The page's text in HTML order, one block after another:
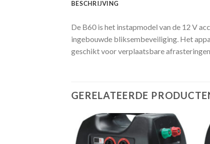
BESCHRIJVING
De B60 is het instapmodel van de 12 V
ingebouwde bliksembeveiliging. Het
geschikt voor verplaatsbare
GERELATEERDE